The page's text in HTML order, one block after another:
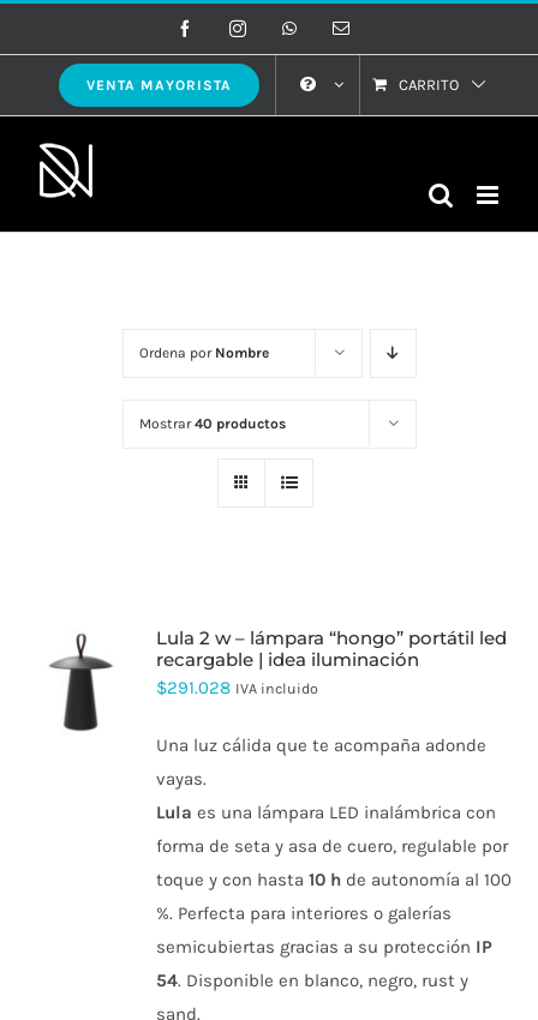
al
contenido
FacebookInstagramWhatsAppCorreo
VENTA MAYORISTA CARRITO
Ordena por Nombre
Mostrar40 productos
ESTE
PRODUCTO
TIENE
MÚLTIPLES
VARIANTES.
PRODUCTO
lula 2 w – lámpara “hongo” portátil led
recargable | idea iluminación
$291.028 IVA incluido
Una luz cálida que te acompaña adonde
vayas.
Lula es una lámpara LED inalámbrica con
forma de seta y asa de cuero, regulable por
toque y con hasta10 h de autonomía al 100
%. Perfecta para interiores o galerías
semicubiertas gracias a su protección IP
54. Disponible en blanco, negro, rust y
sand.